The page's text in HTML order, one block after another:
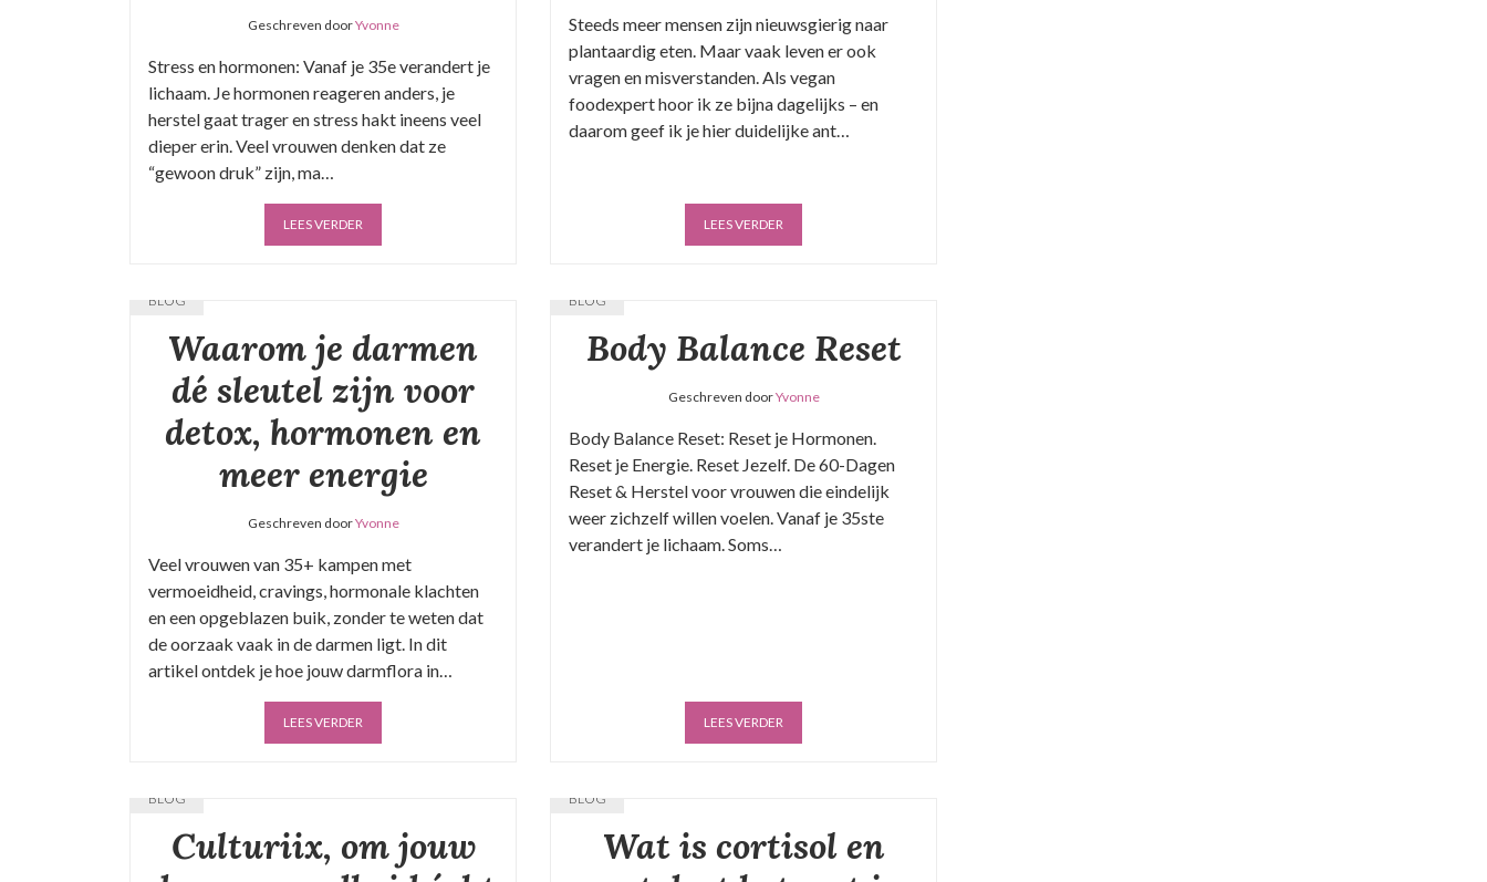
Geschreven doorYvonne
Stress en hormonen: Vanaf je 35e verandert je
lichaam. Je hormonen reageren anders, je
herstel gaat trager en stress hakt ineens veel
dieper erin. Veel vrouwen denken dat ze
“gewoon druk” zijn, ma…
LEES VERDER
Steeds meer mensen zijn nieuwsgierig naar
plantaardig eten. Maar vaak leven er ook
vragen en misverstanden. Als vegan
foodexpert hoor ik ze bijna dagelijks – en
daarom geef ik je hier duidelijke ant…
LEES VERDER
BLOG
Waarom je darmen
dé sleutel zijn voor
detox, hormonen en
meer energie
Geschreven doorYvonne
Veel vrouwen van 35+ kampen met
vermoeidheid, cravings, hormonale klachten
en een opgeblazen buik, zonder te weten dat
de oorzaak vaak in de darmen ligt. In dit
artikel ontdek je hoe jouw darmflora in…
LEES VERDER
BLOG
Body Balance Reset
Geschreven doorYvonne
Body Balance Reset: Reset je Hormonen.
Reset je Energie. Reset Jezelf. De 60-Dagen
Reset & Herstel voor vrouwen die eindelijk
weer zichzelf willen voelen. Vanaf je 35ste
verandert je lichaam. Soms…
LEES VERDER
BLOG
Culturiix, om jouw
BLOG
Wat is cortisol en